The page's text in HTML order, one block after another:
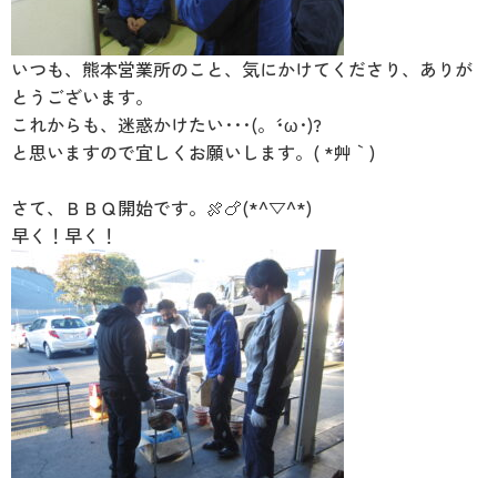
いつも、熊本営業所のこと、気にかけてくださり、ありが
とうございます。
これからも、迷惑かけたい･･･(。´･ω･)?
と思いますので宜しくお願いします。( *´艸｀)
さて、ＢＢＱ開始です。🍖🍗(*^▽^*)
早く！早く！